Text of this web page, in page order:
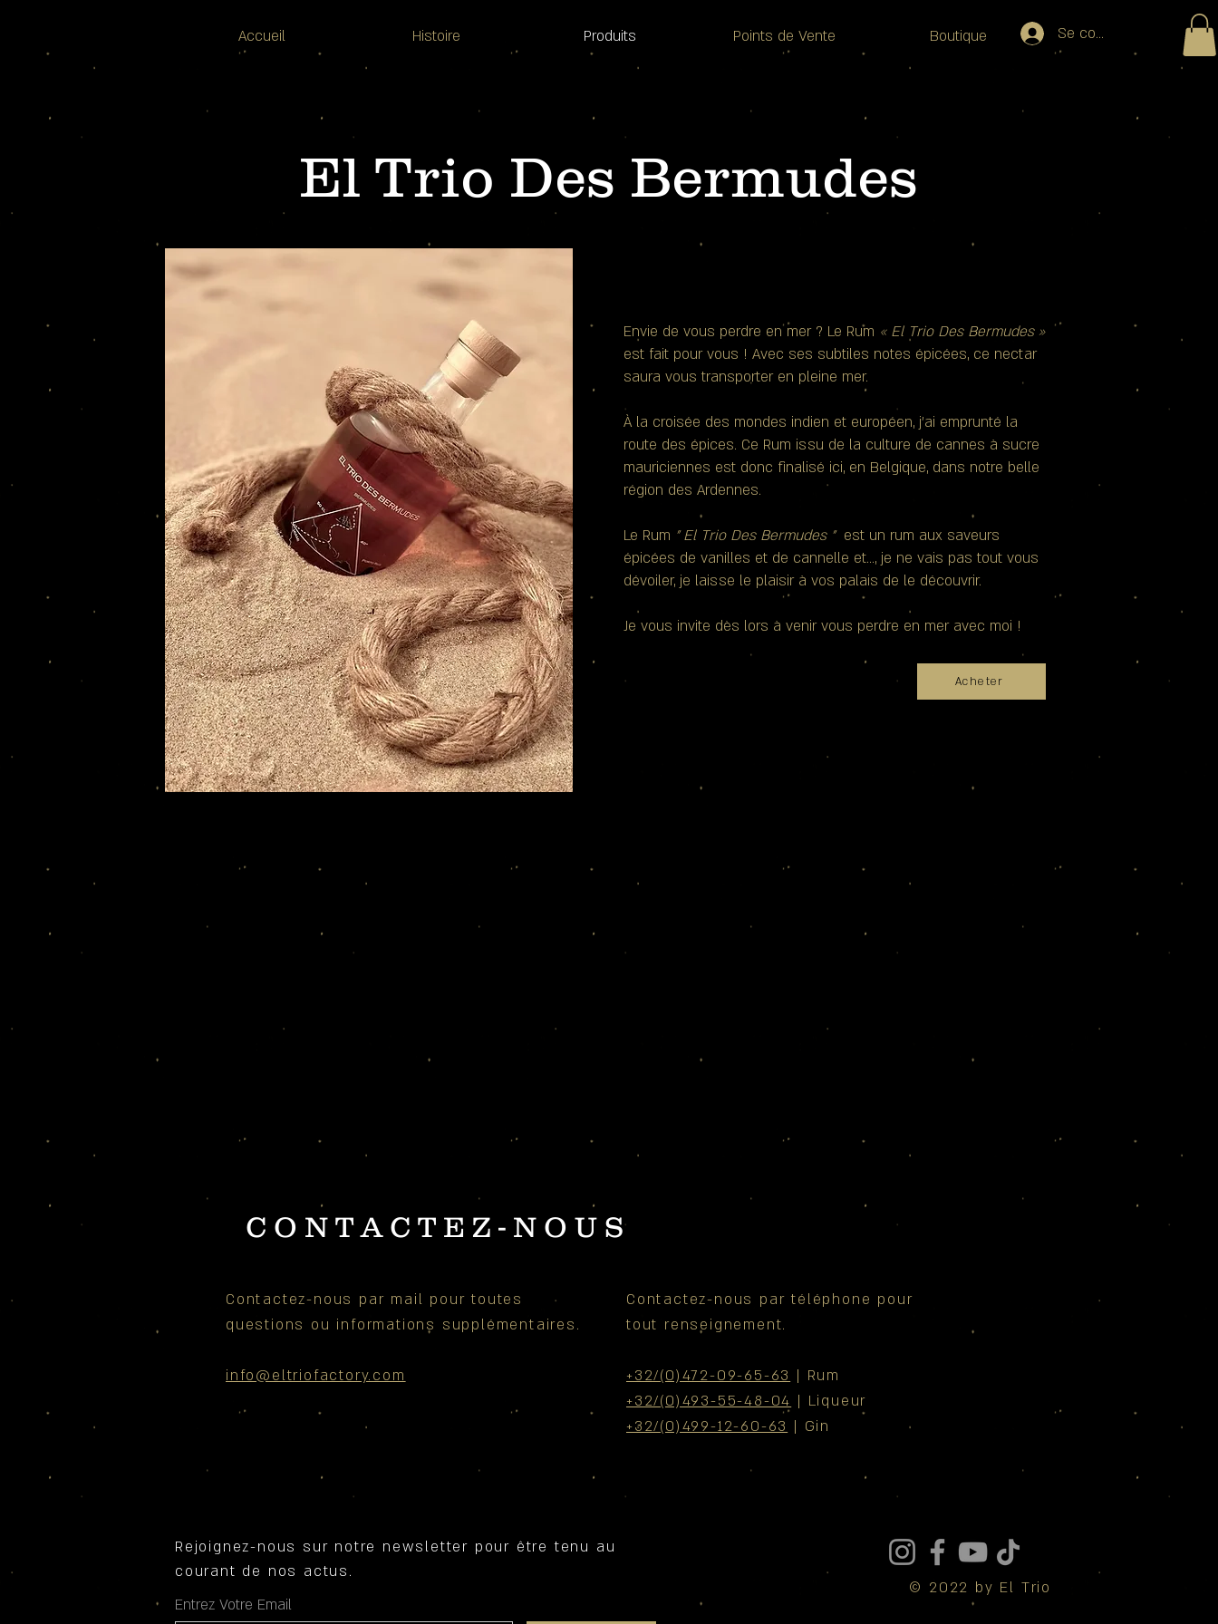
Accueil Histoire Produits Points de Vente Boutique Se connecter
El Trio Des Bermudes
Envie de vous perdre en mer ? Le Rum « El Trio Des Bermudes »
est fait pour vous ! Avec ses subtiles notes épicées, ce nectar
saura vous transporter en pleine mer.
À la croisée des mondes indien et européen, j’ai emprunté la
route des épices. Ce Rum issu de la culture de cannes à sucre
mauriciennes est donc finalisé ici, en Belgique, dans notre belle
région des Ardennes.
Le Rum " El Trio Des Bermudes "est un rum aux saveurs
épicées de vanilles et de cannelle et…, je ne vais pas tout vous
dévoiler, je laisse le plaisir à vos palais de le découvrir.
Je vous invite dès lors à venir vous perdre en mer avec moi !
Acheter
CONTACTEZ-NOUS
Contactez-nous par mail pour toutes
questions ou informations supplémentaires.
info@eltriofactory.com
Contactez-nous par téléphone pour
tout renseignement.
+32/(0)472-09-65-63 | Rum
+32/(0)493-55-48-04 | Liqueur
+32/(0)499-12-60-63 | Gin
Rejoignez-nous sur notre newsletter pour être tenu au
courant de nos actus.
Entrez Votre Email
© 2022 by El Trio